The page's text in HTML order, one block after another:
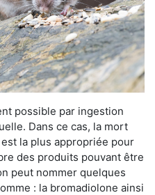
possible par ingestion
Dans ce cas, la mort
la plus appropriée pour
des produits pouvant être
peut nommer quelques
: la bromadiolone ainsi